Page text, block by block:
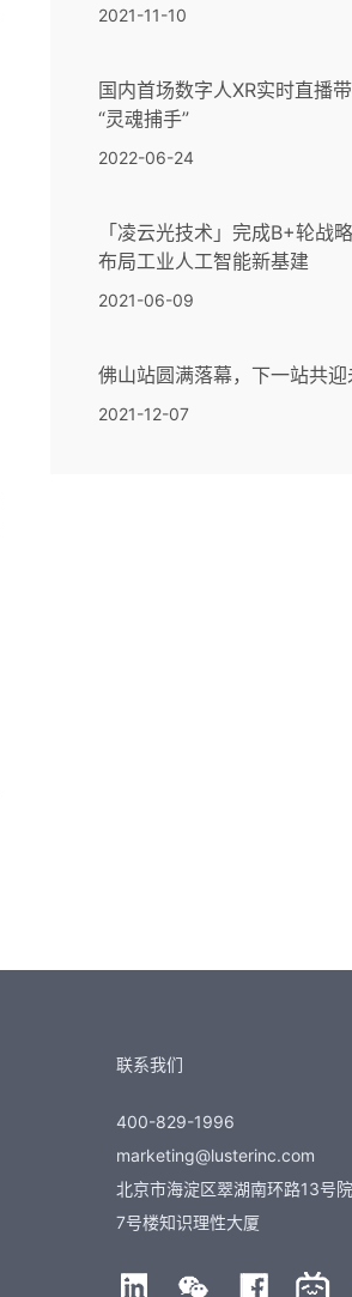
2021-11-10
国内首场数字人XR实时直播
“灵魂捕手”
2022-06-24
「凌云光技术」完成B+轮战
布局工业人工智能新基建
2021-06-09
佛山站圆满落幕，下一站共迎
2021-12-07
联系我们
400-829-1996
marketing@lusterinc.com
北京市海淀区翠湖南环路13号院
7号楼知识理性大厦